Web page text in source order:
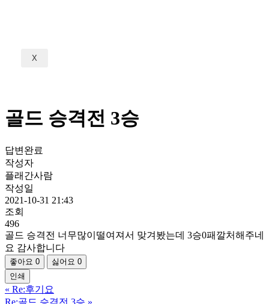
X
골드 승격전 3승
답변완료
작성자
플래간사람
작성일
2021-10-31 21:43
조회
496
골드 승격전 너무많이떨여져서 맞겨봤는데 3승0패깔처해주네
요 감사합니다
좋아요 0 싫어요 0
인쇄
« Re:후기요
Re:골드 승격전 3승 »